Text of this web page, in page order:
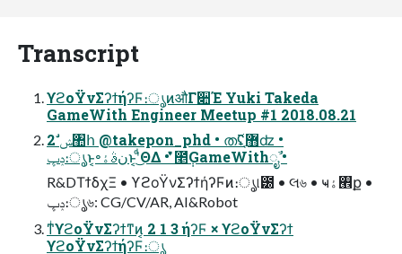
Transcript
ϒϩοΫνΣʔϯήʔϜ։ൃͷऔΓ૊Έ Yuki Takeda
GameWith Engineer Meetup #1 2018.08.21
2 ࣗݾ঺հ @takepon_phd • ത࢜ʢ޻ֶʣ •
ݚڀ։ൃͱ͔৽نࣄۀͱ͔ʹͩ͜ΘΔ • ̎̌̍̔೥݄̓GameWithೖࣾ •
R&DΤϯδχΞ • ϒϩοΫνΣʔϯήʔϜͷ։ൃ୲౰ • લ৬ • ҹ࡮ۀք •
ݚڀ։ൃ৬: CG/CV/AR, AI&Robot
ͳͥϒϩοΫνΣʔϯͳͷ͔ 2 1 3 ήʔϜ × ϒϩοΫνΣʔϯ
ϒϩοΫνΣʔϯήʔϜ։ൃ